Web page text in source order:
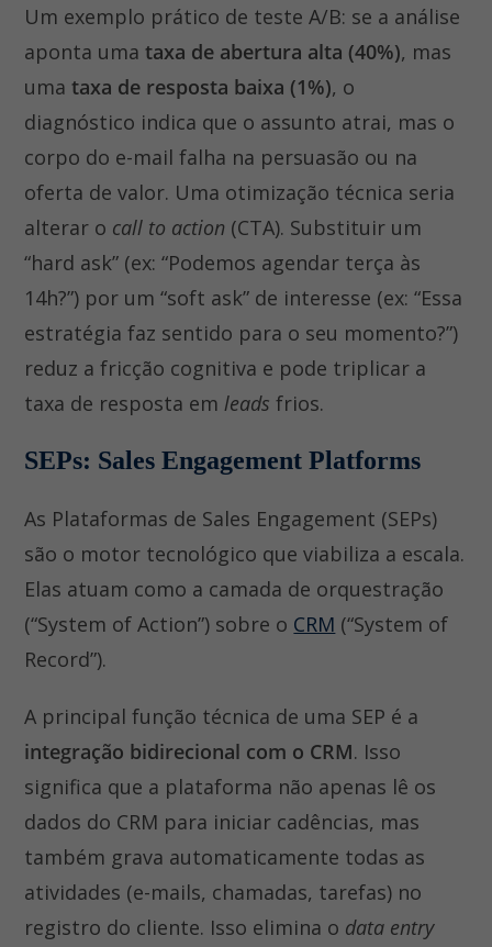
Um exemplo prático de teste A/B: se a análise
aponta umataxa de abertura alta (40%), mas
umataxa de resposta baixa (1%), o
diagnóstico indica que o assunto atrai, mas o
corpo do e-mail falha na persuasão ou na
oferta de valor. Uma otimização técnica seria
alterar o call to action (CTA). Substituir um
“hard ask” (ex: “Podemos agendar terça às
14h?”) por um “soft ask” de interesse (ex: “Essa
estratégia faz sentido para o seu momento?”)
reduz a fricção cognitiva e pode triplicar a
taxa de resposta em leads frios.
SEPs: Sales Engagement Platforms
As Plataformas de Sales Engagement (SEPs)
são o motor tecnológico que viabiliza a escala.
Elas atuam como a camada de orquestração
(“System of Action”) sobre o CRM (“System of
Record”).
A principal função técnica de uma SEP é a
integração bidirecional com o CRM. Isso
significa que a plataforma não apenas lê os
dados do CRM para iniciar cadências, mas
também grava automaticamente todas as
atividades (e-mails, chamadas, tarefas) no
registro do cliente. Isso elimina o data entry